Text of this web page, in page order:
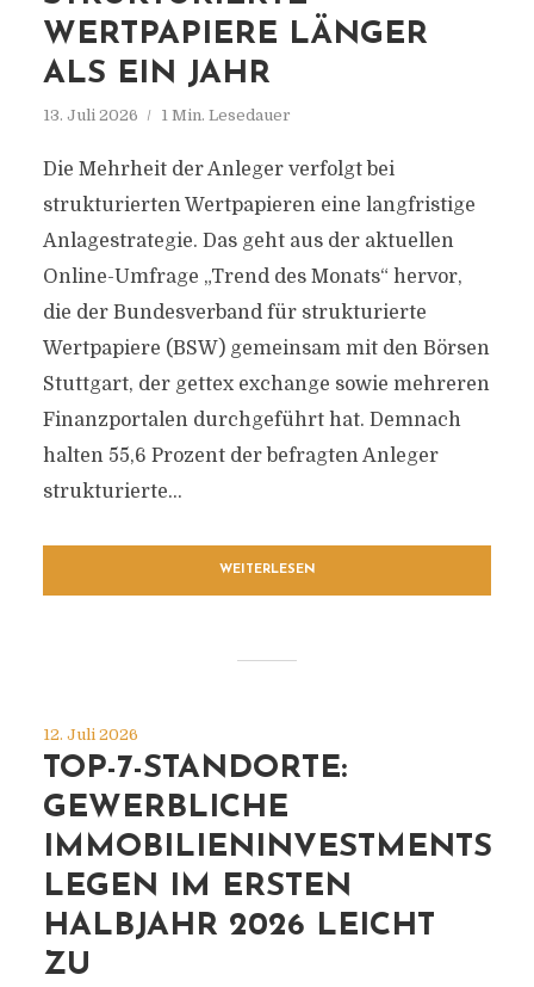
WERTPAPIERE LÄNGER
ALS EIN JAHR
13. Juli 2026 1 Min. Lesedauer
Die Mehrheit der Anleger verfolgt bei
strukturierten Wertpapieren eine langfristige
Anlagestrategie. Das geht aus der aktuellen
Online-Umfrage „Trend des Monats“ hervor,
die der Bundesverband für strukturierte
Wertpapiere (BSW) gemeinsam mit den Börsen
Stuttgart, der gettex exchange sowie mehreren
Finanzportalen durchgeführt hat. Demnach
halten 55,6 Prozent der befragten Anleger
strukturierte...
WEITERLESEN
12. Juli 2026
TOP-7-STANDORTE:
GEWERBLICHE
IMMOBILIENINVESTMENTS
LEGEN IM ERSTEN
HALBJAHR 2026 LEICHT
ZU